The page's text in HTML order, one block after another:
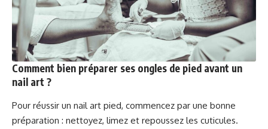
Comment bien préparer ses ongles de pied avant un
nail art ?
Pour réussir un nail art pied, commencez par une bonne
préparation : nettoyez, limez et repoussez les cuticules.